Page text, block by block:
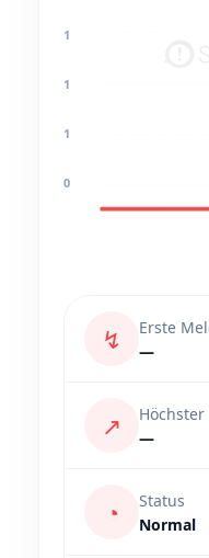
1
1
1
0
↯
Erste
—
↗
Höchster
—
◔
Status
Normal